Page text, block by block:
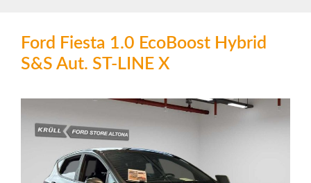
Ford Fiesta 1.0 EcoBoost Hybrid
S&S Aut. ST-LINE X